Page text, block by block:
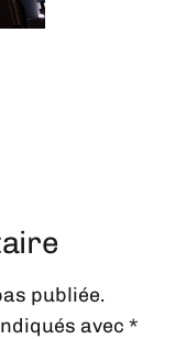
publiée.
avec*